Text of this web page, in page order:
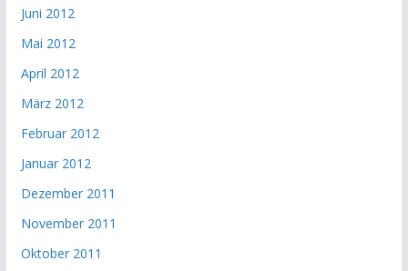
Juni 2012
Mai 2012
April 2012
März 2012
Februar 2012
Januar 2012
Dezember 2011
November 2011
Oktober 2011